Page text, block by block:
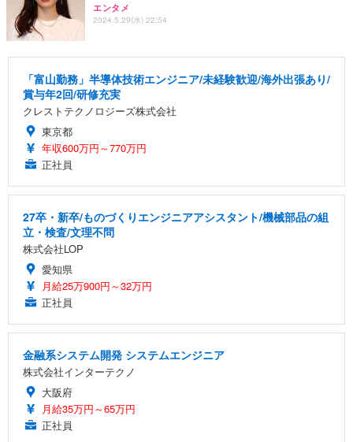
エンタメ
2024.5.29(水) 22:54
「富山勤務」半導体技術エンジニア/未経験歓迎/海外出張あり/
賞与年2回/研修充実
クレストテクノロジーズ株式会社
東京都
年収600万円～770万円
正社員
27卒・新卒/ものづくりエンジニアアシスタント/機械部品の組
立・検査/文理不問
株式会社LOP
愛知県
月給25万900円～32万円
正社員
金融系システム開発 システムエンジニア
株式会社インターテクノ
大阪府
月給35万円～65万円
正社員